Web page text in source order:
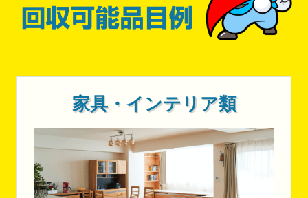
家具・インテリア類